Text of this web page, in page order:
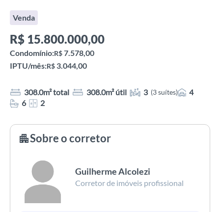
Venda
R$ 15.800.000,00
Condomínio:R$7.578,00
IPTU/mês:R$ 3.044,00
308.0m² total 308.0m² útil 3 (3 suítes)
4
6
2
apartmentSobre o corretor
Guilherme Alcolezi
Corretor de imóveis profissional